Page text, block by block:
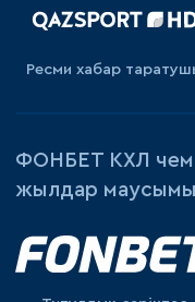
Ресми хабар
ФОНБЕТ КХЛ
жылдар